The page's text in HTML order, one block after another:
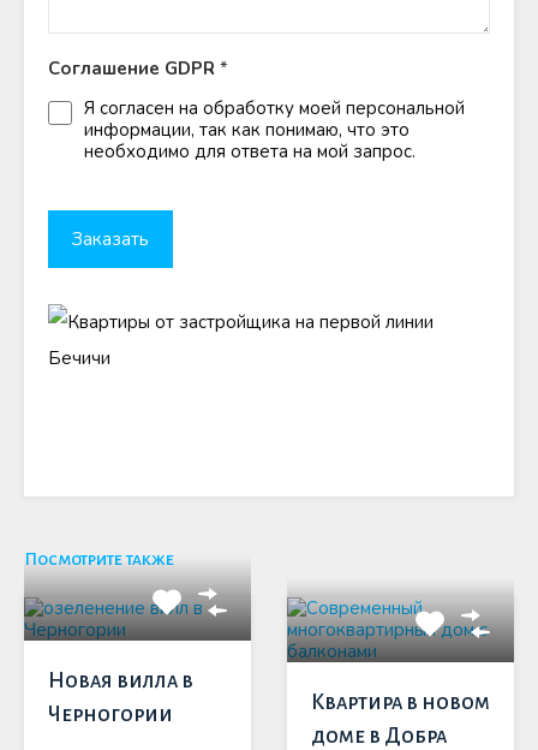
Соглашение GDPR *
Я согласен на обработку моей персональной
информации, так как понимаю, что это
необходимо для ответа на мой запрос.
Посмотрите также
Новая вилла в
Черногории
Квартира в новом
доме в Добра